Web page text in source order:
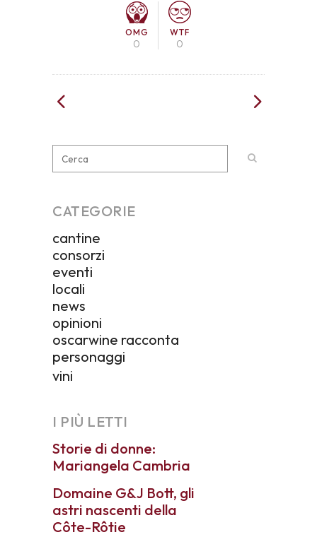
OMG
0
WTF
0
CATEGORIE
cantine
consorzi
eventi
locali
news
opinioni
oscarwine racconta
personaggi
vini
I PIÙ LETTI
Storie di donne:
Mariangela Cambria
Domaine G&J Bott, gli
astri nascenti della
Côte-Rôtie